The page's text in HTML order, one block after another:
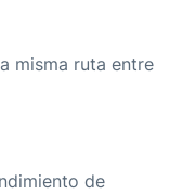
misma ruta entre
de